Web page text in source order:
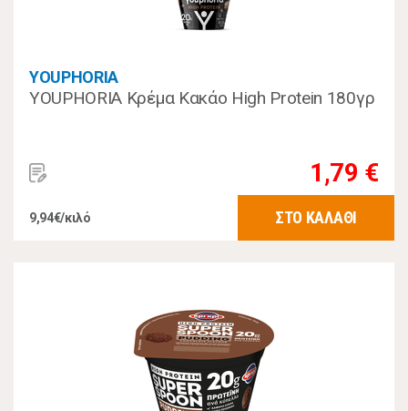
YOUPHORIA
YOUPHORIA Κρέμα Κακάο High Protein 180γρ
1,79 €
9,94€/κιλό ΣΤΟ ΚΑΛΑΘΙ